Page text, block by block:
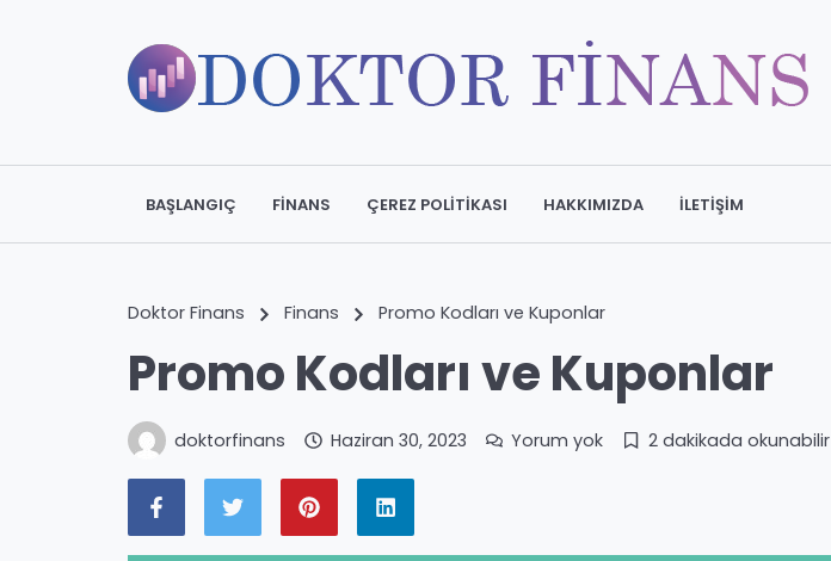
BAŞLANGIÇ FINANS ÇEREZ POLITIKASI HAKKIMIZDA İLETIŞIM
Doktor Finans Finans Promo Kodları ve Kuponlar
Promo Kodları ve Kuponlar
doktorfinans Haziran 30, 2023 Yorum yok 2 dakikada okunabilir